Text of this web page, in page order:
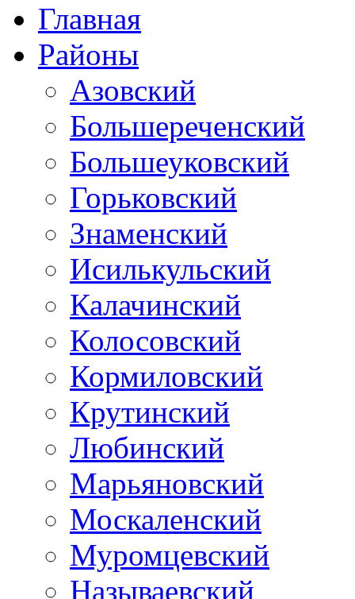
Главная
Районы
Азовский
Большереченский
Большеуковский
Горьковский
Знаменский
Исилькульский
Калачинский
Колосовский
Кормиловский
Крутинский
Любинский
Марьяновский
Москаленский
Муромцевский
Называевский